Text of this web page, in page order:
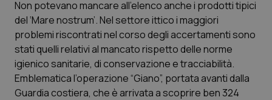
Veneto
Oncoematologia
Oncologia & Nutrizione
Psoriasi & pelle
Non potevano mancare all’elenco anche i prodotti tipici
del ‘Mare nostrum’. Nel settore ittico i maggiori
problemi riscontrati nel corso degli accertamenti sono
stati quelli relativi al mancato rispetto delle norme
igienico sanitarie, di conservazione e tracciabilità.
Emblematica l’operazione “Giano”, portata avanti dalla
Guardia costiera, che è arrivata a scoprire ben 324